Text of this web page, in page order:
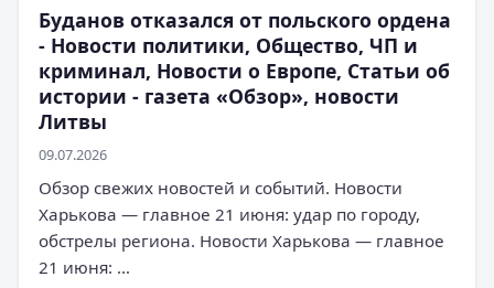
Буданов отказался от польского ордена
- Новости политики, Общество, ЧП и
криминал, Новости о Европе, Статьи об
истории - газета «Обзор», новости
Литвы
09.07.2026
Обзор свежих новостей и событий. Новости
Харькова — главное 21 июня: удар по городу,
обстрелы региона. Новости Харькова — главное
21 июня: …